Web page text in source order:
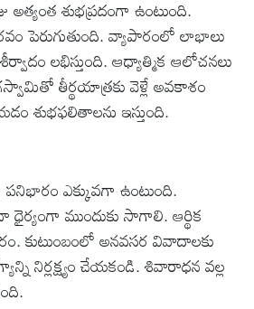
శుభప్రదంగా ఉంటుంది.
పెరుగుతుంది. వ్యాపారంలో లాభాలు
లభిస్తుంది. ఆధ్యాత్మిక ఆలోచనలు
తీర్థయాత్రకు వెళ్లే అవకాశం
శుభఫలితాలను ఇస్తుంది.
ఎక్కువగా ఉంటుంది.
ముందుకు సాగాలి. ఆర్థిక
కుటుంబంలో అనవసర వివాదాలకు
నిర్లక్ష్యం చేయకండి. శివారాధన వల్ల